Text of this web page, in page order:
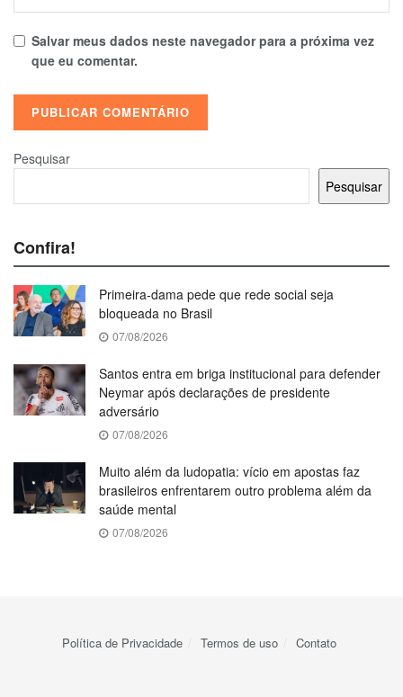
Salvar meus dados neste navegador para a próxima vez
que eu comentar.
Pesquisar
Pesquisar
Confira!
Primeira-dama pede que rede social seja
bloqueada no Brasil
07/08/2026
Santos entra em briga institucional para defender
Neymar após declarações de presidente
adversário
07/08/2026
Muito além da ludopatia: vício em apostas faz
brasileiros enfrentarem outro problema além da
saúde mental
07/08/2026
Política de Privacidade Termos de uso Contato